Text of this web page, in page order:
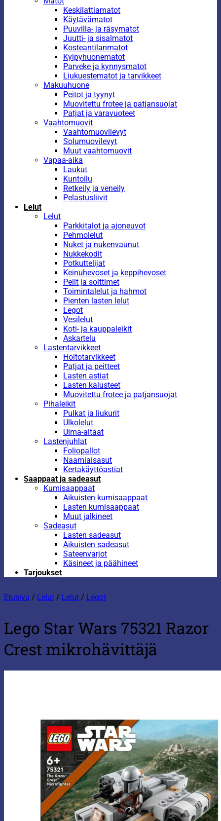
Keskilattiamatot
Käytävämatot
Puuvilla- ja räsymatot
Juutti- ja sisalmatot
Kosteantilanmatot
Kylpyhuonematot
Parveke ja kynnysmatot
Liukuestematot ja tarvikkeet
Makuuhuone
Peitot ja tyynyt
Muovitettu frotee ja patjansuojat
Patjat ja varavuoteet
Vaahtomuovit
Vaahtomuovilevyt
Solumuovilevyt
Muut vaahtomuovit
Vapaa-aika
Laukut
Kuntoilu
Retkeily ja veneily
Pelastusliivit
Lelut
Lelut
Parkkitalot ja ajoneuvot
Pehmolelut
Nuket ja nukenvaunut
Nukkekodit
Potkuttelijat
Keinuhevoset ja keppihevoset
Pelit ja soittimet
Toimintalelut ja hahmot
Pienten lasten lelut
Legot
Vesilelut
Koti- ja kauppaleikit
Askartelu
Lastentarvikkeet
Hoitotarvikkeet
Patjat ja peitteet
Lasten astiat
Lasten kalusteet
Muovitettu frotee ja patjansuojat
Pihaleikit
Pulkat ja liukurit
Ulkolelut
Uima-altaat
Lastenjuhlat
Foliopallot
Naamiaisasut
Kertakäyttöastiat
Saappaat ja sadeasut
Kumisaappaat
Aikuisten kumisaappaat
Lasten kumisaappaat
Muut jalkineet
Sadeasut
Lasten sadeasut
Aikuisten sadeasut
Sateenvarjot
Käsineet ja päähineet
Tarjoukset
Etusivu / Lelut / Lelut / Legot
Lego Star Wars 75321 Razor
Crest mikrohävittäjä